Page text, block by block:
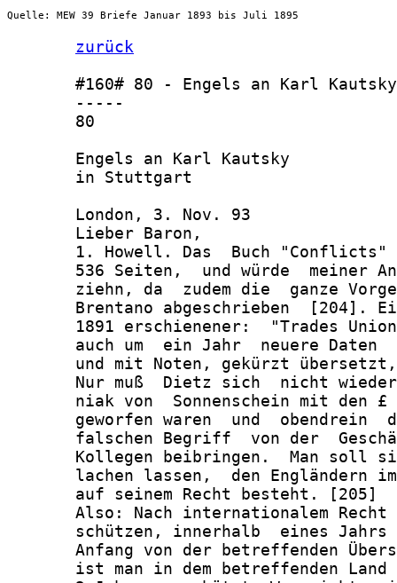
Quelle: MEW 39 Briefe Januar 1893 bis Juli 1895
zurück